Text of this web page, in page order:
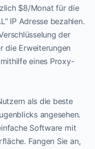
$8/Monat für die
IP Adresse bezahlen.
der
die Erweiterungen
eines Proxy-
als die beste
angesehen.
Software mit
Fangen Sie an,